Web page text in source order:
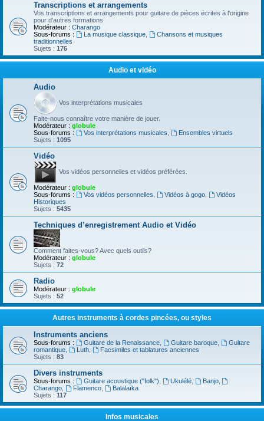
Transcriptions et arrangements
Vos transcriptions et arrangements pour guitare de pièces écrites à l'origine
pour d'autres formations
Modérateur : Charango
Sous-forums :
La musique classique,
Chansons et musiques
traditionnelles
Sujets : 176
Audio et vidéo
Audio
Vos interprétations musicales
Faite-nous connaître votre manière de jouer.
Modérateur : globule
Sous-forums :
Vos interprétations musicales
Ensembles virtuels
Sujets : 1095
Vidéo
Vos vidéos personnelles et vidéos préférées.
Modérateur : globule
Sous-forums :
Vos vidéos personnelles Vidéos à gogo,
Vidéos
Historiques
Sujets : 5435
Techniques d’enregistrement Audio et Vidéo
Comment faites-vous? Avec quels outils?
Modérateur : globule
Sujets : 72
Radio
Modérateur : globule
Sujets : 52
Autres instruments à cordes pincées, ou styles
Instruments anciens
Sous-forums : Guitare de la Renaissance, Guitare baroque,
Guitare
romantique
Luth,
Facsimiles et tablatures anciennes
Sujets : 83
Divers instruments
Sous-forums : Guitare acoustique ("folk") Ukulélé, Banjo,
Charango
Flamenco,
Balalaïka
Sujets : 117
Infos musicales